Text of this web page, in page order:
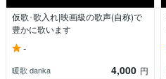
仮歌･歌入れ|映画級の歌声(自称)で
豊かに歌います
-
暖歌 danka 4,000 円